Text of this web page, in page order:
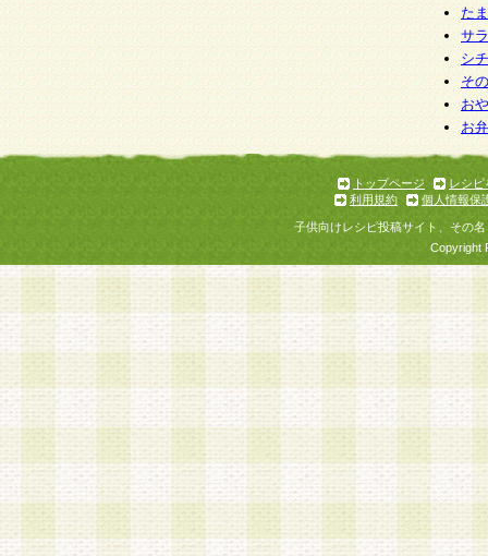
た
サ
シ
そ
お
お
トップページ
レシピ
利用規約
個人情報保
子供向けレシピ投稿サイト、その
Copyright